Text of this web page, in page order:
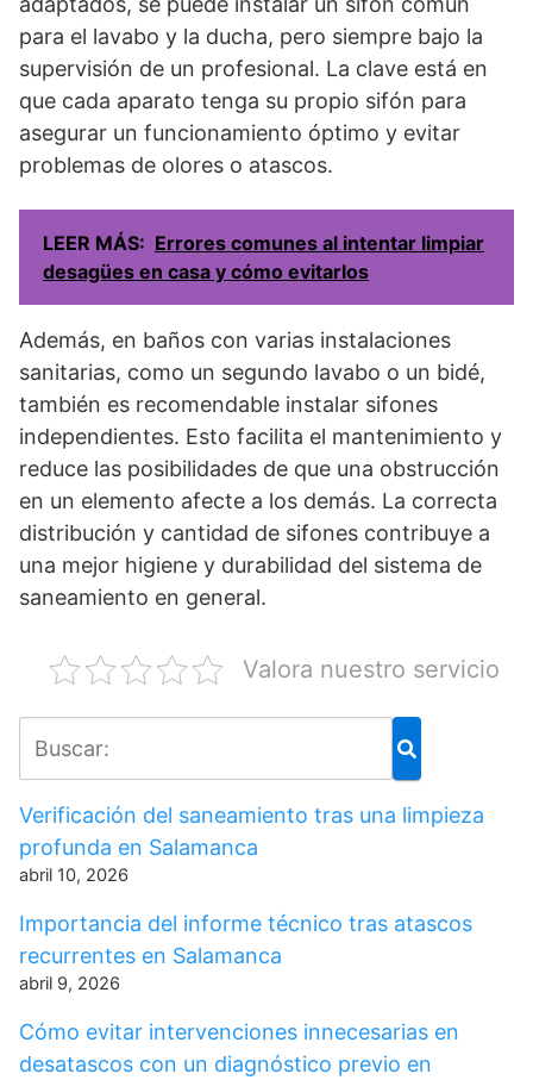
para el lavabo y la ducha, pero siempre bajo la
supervisión de un profesional. La clave está en
que cada aparato tenga su propio sifón para
asegurar un funcionamiento óptimo y evitar
problemas de olores o atascos.
LEER MÁS: Errores comunes al intentar limpiar
desagües en casa y cómo evitarlos
Además, en baños con varias instalaciones
sanitarias, como un segundo lavabo o un bidé,
también es recomendable instalar sifones
independientes. Esto facilita el mantenimiento y
reduce las posibilidades de que una obstrucción
en un elemento afecte a los demás. La correcta
distribución y cantidad de sifones contribuye a
una mejor higiene y durabilidad del sistema de
saneamiento en general.
Valora nuestro servicio
Verificación del saneamiento tras una limpieza
profunda en Salamanca
abril 10, 2026
Importancia del informe técnico tras atascos
recurrentes en Salamanca
abril 9, 2026
Cómo evitar intervenciones innecesarias en
desatascos con un diagnóstico previo en